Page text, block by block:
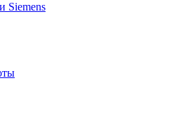
Siemens